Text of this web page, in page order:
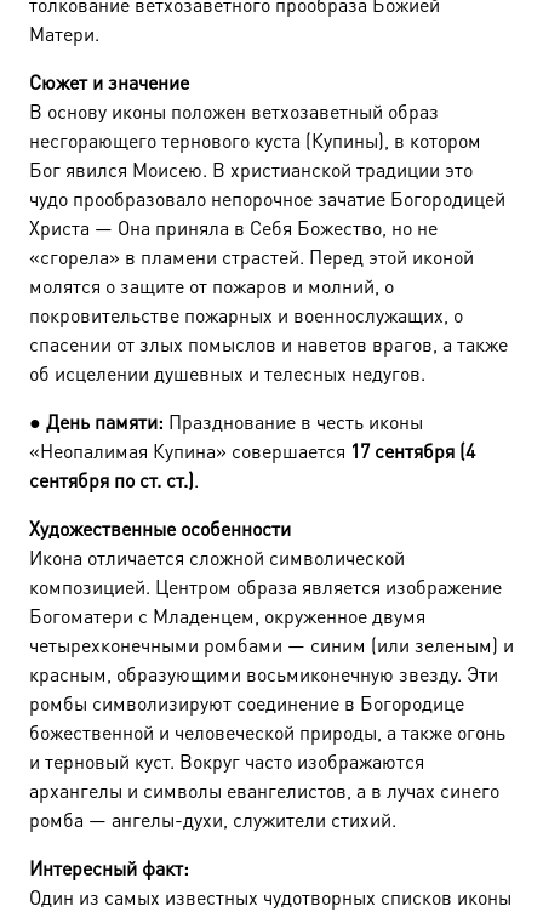
Матери.
Сюжет и значение
В основу иконы положен ветхозаветный образ
несгорающего тернового куста (Купины), в котором
Бог явился Моисею. В христианской традиции это
чудо прообразовало непорочное зачатие Богородицей
Христа — Она приняла в Себя Божество, но не
«сгорела» в пламени страстей. Перед этой иконой
молятся о защите от пожаров и молний, о
покровительстве пожарных и военнослужащих, о
спасении от злых помыслов и наветов врагов, а также
об исцелении душевных и телесных недугов.
● День памяти: Празднование в честь иконы
«Неопалимая Купина» совершается 17 сентября (4
сентября по ст. ст.).
Художественные особенности
Икона отличается сложной символической
композицией. Центром образа является изображение
Богоматери с Младенцем, окруженное двумя
четырехконечными ромбами — синим (или зеленым) и
красным, образующими восьмиконечную звезду. Эти
ромбы символизируют соединение в Богородице
божественной и человеческой природы, а также огонь
и терновый куст. Вокруг часто изображаются
архангелы и символы евангелистов, а в лучах синего
ромба — ангелы-духи, служители стихий.
Интересный факт:
Один из самых известных чудотворных списков иконы